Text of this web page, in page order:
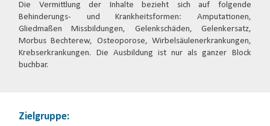
Die Vermittlung der Inhalte bezieht sich auf folgende
Behinderungs- und Krankheitsformen: Amputationen,
Gliedmaßen Missbildungen, Gelenkschäden, Gelenkersatz,
Morbus Bechterew, Osteoporose, Wirbelsäulenerkrankungen,
Krebserkrankungen. Die Ausbildung ist nur als ganzer Block
buchbar.
Zielgruppe: